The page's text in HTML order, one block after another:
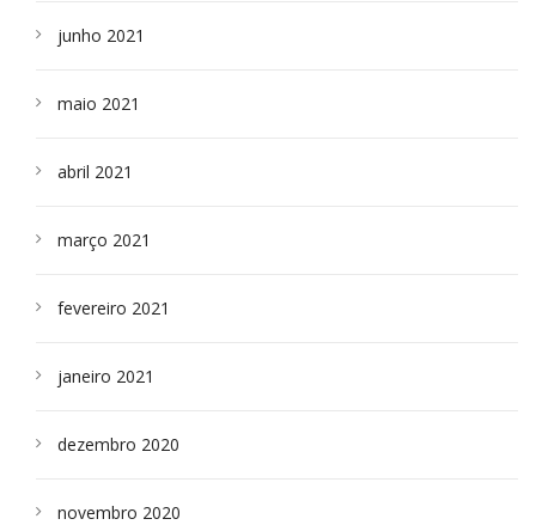
junho 2021
maio 2021
abril 2021
março 2021
fevereiro 2021
janeiro 2021
dezembro 2020
novembro 2020